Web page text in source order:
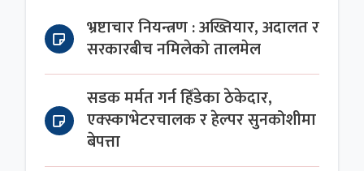
भ्रष्टाचार नियन्त्रण : अख्तियार, अदालत र
सरकारबीच नमिलेको तालमेल
सडक मर्मत गर्न हिँडेका ठेकेदार,
एक्स्काभेटरचालक र हेल्पर सुनकोशीमा
बेपत्ता